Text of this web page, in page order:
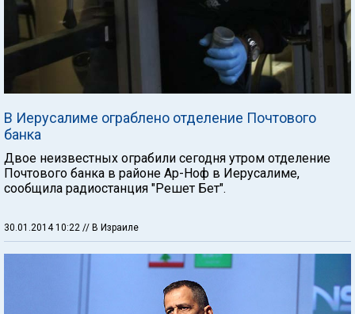
В Иерусалиме ограблено отделение Почтового
банка
Двое неизвестных ограбили сегодня утром отделение
Почтового банка в районе Ар-Ноф в Иерусалиме,
сообщила радиостанция "Решет Бет".
30.01.2014 10:22 // В Израиле